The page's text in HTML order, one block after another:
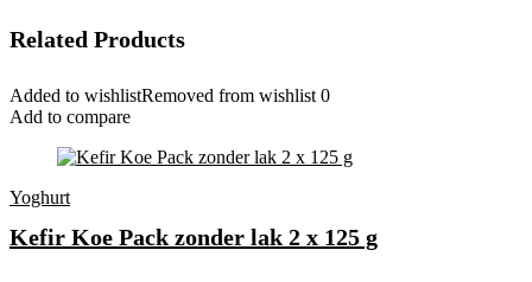
Related Products
Added to wishlistRemoved from wishlist 0
Add to compare
Yoghurt
Kefir Koe Pack zonder lak 2 x 125 g